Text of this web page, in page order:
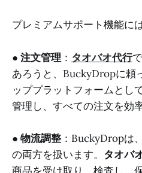
プレミアムサポート機能に
● 注文管理 ： タオバオ代行
あろうと、BuckyDropに頼
ッププラットフォームとし
管理し、すべての注文を効
● 物流調整 ：BuckyDropは
の両方を扱います。 タオバ